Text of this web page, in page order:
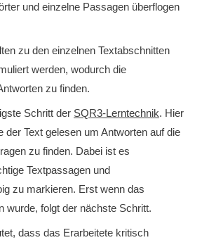
und einzelne Passagen überflogen
zu den einzelnen Textabschnitten
werden, wodurch die
zu finden.
Schritt der SQR3-Lerntechnik. Hier
der Text gelesen um Antworten auf die
zu finden. Dabei ist es
Textpassagen und
zu markieren. Erst wenn das
wurde, folgt der nächste Schritt.
dass das Erarbeitete kritisch